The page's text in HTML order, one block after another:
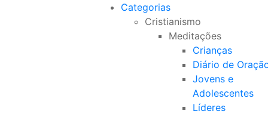
Categorias
Cristianismo
Meditações
Crianças
Diário de
Jovens e
Adolescentes
Líderes